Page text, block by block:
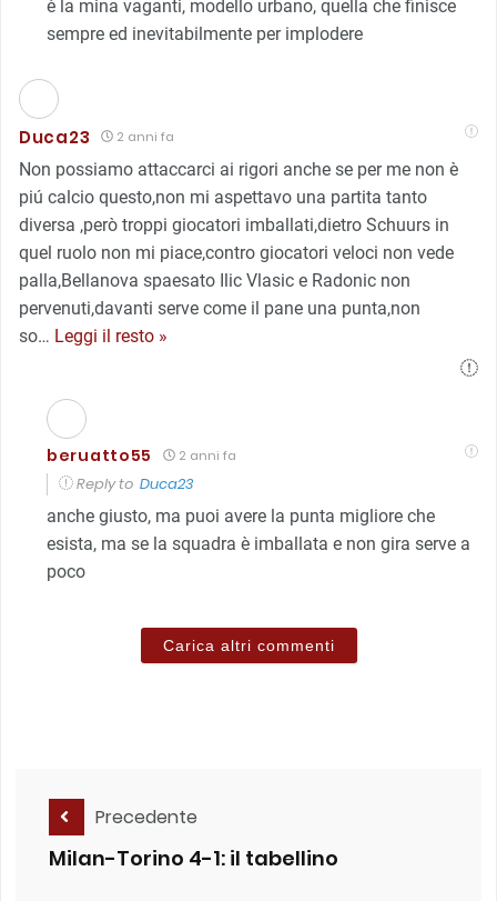
è la mina vaganti, modello urbano, quella che finisce
sempre ed inevitabilmente per implodere
Duca23 2 anni fa
Non possiamo attaccarci ai rigori anche se per me non è
piú calcio questo,non mi aspettavo una partita tanto
diversa ,però troppi giocatori imballati,dietro Schuurs in
quel ruolo non mi piace,contro giocatori veloci non vede
palla,Bellanova spaesato Ilic Vlasic e Radonic non
pervenuti,davanti serve come il pane una punta,non
so… Leggi il resto »
beruatto55 2 anni fa
Reply to Duca23
anche giusto, ma puoi avere la punta migliore che
esista, ma se la squadra è imballata e non gira serve a
poco
Carica altri commenti
Precedente
Milan-Torino 4-1: il tabellino